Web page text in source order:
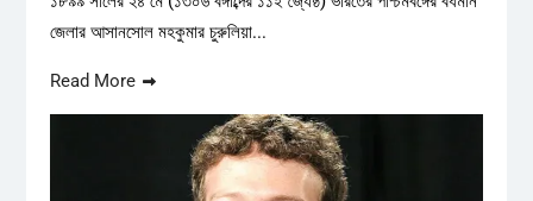
জেলার আসানসোল মহকুমার চুরুলিয়া...
Read More